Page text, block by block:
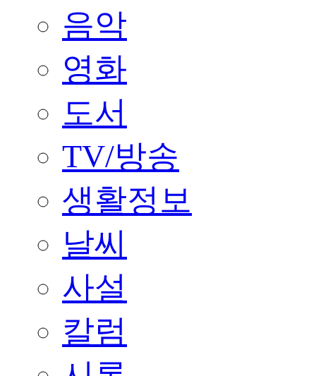
음악
영화
도서
TV/방송
생활정보
날씨
사설
칼럼